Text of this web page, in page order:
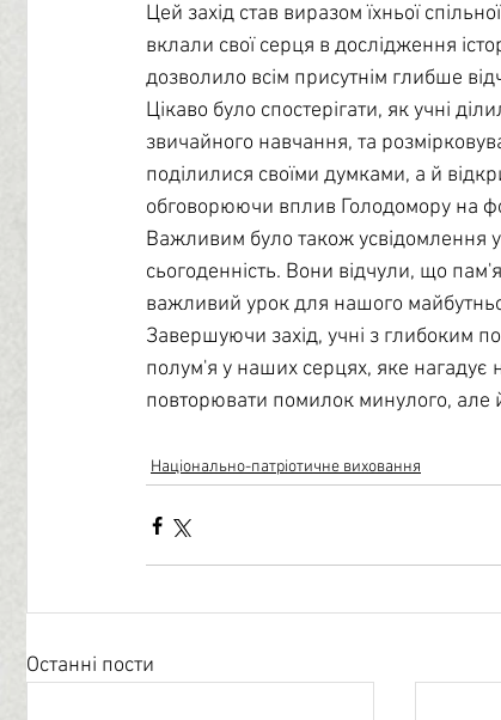
Цей захід став виразом їхньої
вклали свої серця в дослідження
дозволило всім присутнім глибше
Цікаво було спостерігати, як учні
звичайного навчання, та
поділилися своїми думками, а й
обговорюючи вплив Голодомору на
Важливим було також усвідомлення
сьогоденність. Вони відчули, що
важливий урок для нашого
Завершуючи захід, учні з глибоким
полум'я у наших серцях, яке нагадує
повторювати помилок минулого, але
Національно-патріотичне виховання
Останні пости